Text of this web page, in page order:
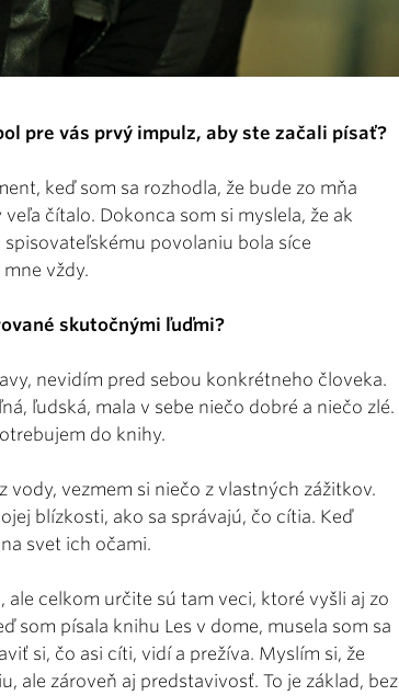
pre vás prvý impulz, aby ste začali písať?
keď som sa rozhodla, že bude zo mňa
čítalo. Dokonca som si myslela, že ak
povolaniu bola síce
vždy.
skutočnými ľuďmi?
nevidím pred sebou konkrétneho človeka.
ľudská, mala v sebe niečo dobré a niečo zlé.
do knihy.
vody, vezmem si niečo z vlastných zážitkov.
blízkosti, ako sa správajú, čo cítia. Keď
svet ich očami.
celkom určite sú tam veci, ktoré vyšli aj zo
som písala knihu Les v dome, musela som sa
si, čo asi cíti, vidí a prežíva. Myslím si, že
ale zároveň aj predstavivosť. To je základ, bez